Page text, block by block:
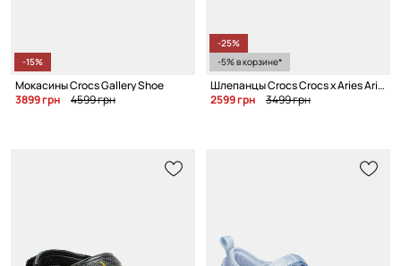
-15%
Мокасины Crocs Gallery Shoe
3899 грн
4599 грн
-25%
-5% в корзине*
Шлепанцы Crocs Crocs x Aries Arise
2599 грн
3499 грн